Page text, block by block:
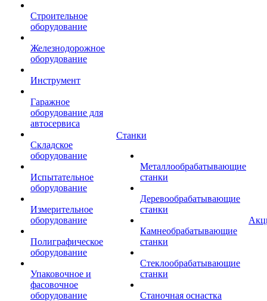
Строительное
оборудование
Железнодорожное
оборудование
Инструмент
Гаражное
оборудование для
автосервиса
Складское
оборудование
Испытательное
оборудование
Измерительное
оборудование
Полиграфическое
оборудование
Упаковочное и
фасовочное
оборудование
Станки
Металлообрабатывающие
станки
Деревообрабатывающие
станки
Камнеобрабатывающие
станки
Стеклообрабатывающие
станки
Станочная оснастка